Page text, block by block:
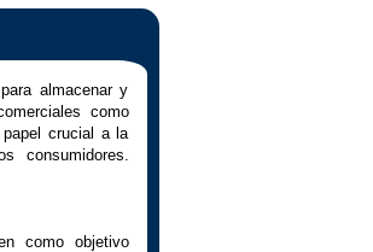
almacenar y
como
papel crucial a la
consumidores.
como objetivo